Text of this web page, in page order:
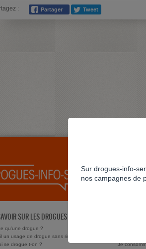
:
SUR LES DROGUES
qu'une drogue ?
un usage de drogue sans risque ?
se drogue t-on ?
LES
Comment
Je
Sur drogues-info-
nos campagnes de